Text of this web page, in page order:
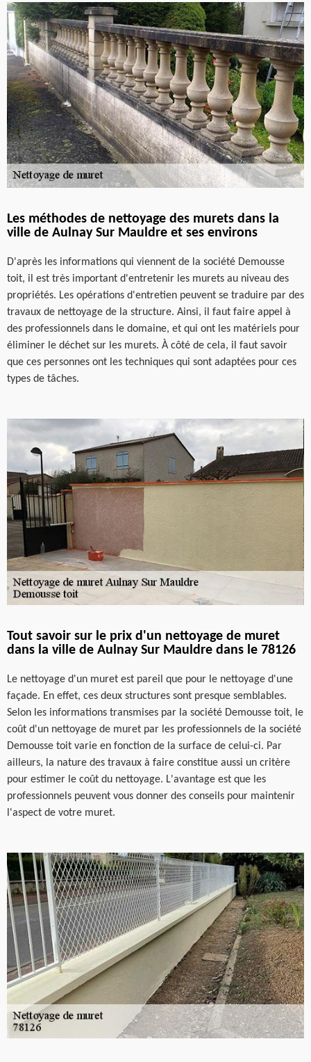
Les méthodes de nettoyage des murets dans la
ville de Aulnay Sur Mauldre et ses environs
D'après les informations qui viennent de la société Demousse
toit, il est très important d'entretenir les murets au niveau des
propriétés. Les opérations d'entretien peuvent se traduire par des
travaux de nettoyage de la structure. Ainsi, il faut faire appel à
des professionnels dans le domaine, et qui ont les matériels pour
éliminer le déchet sur les murets. À côté de cela, il faut savoir
que ces personnes ont les techniques qui sont adaptées pour ces
types de tâches.
Tout savoir sur le prix d'un nettoyage de muret
dans la ville de Aulnay Sur Mauldre dans le 78126
Le nettoyage d'un muret est pareil que pour le nettoyage d'une
façade. En effet, ces deux structures sont presque semblables.
Selon les informations transmises par la société Demousse toit, le
coût d'un nettoyage de muret par les professionnels de la société
Demousse toit varie en fonction de la surface de celui-ci. Par
ailleurs, la nature des travaux à faire constitue aussi un critère
pour estimer le coût du nettoyage. L'avantage est que les
professionnels peuvent vous donner des conseils pour maintenir
l'aspect de votre muret.